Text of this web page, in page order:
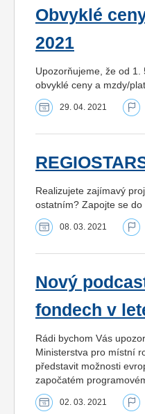
Obvyklé
2021
Upozorňujeme, že od
obvyklé ceny a mzdy/
29. 04. 2021
Realizujete zajímavý
ostatním? Zapojte se do
08. 03. 2021
Nový
fondech v
Rádi bychom Vás
Ministerstva pro místní
představit možnosti
započatém
02. 03. 2021